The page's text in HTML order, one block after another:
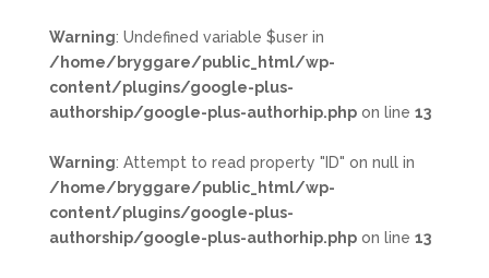
Warning: Undefined variable $user in
/home/bryggare/public_html/wp-
content/plugins/google-plus-
authorship/google-plus-authorhip.phpon line 13
Warning: Attempt to read property "ID" on null in
/home/bryggare/public_html/wp-
content/plugins/google-plus-
authorship/google-plus-authorhip.phpon line 13